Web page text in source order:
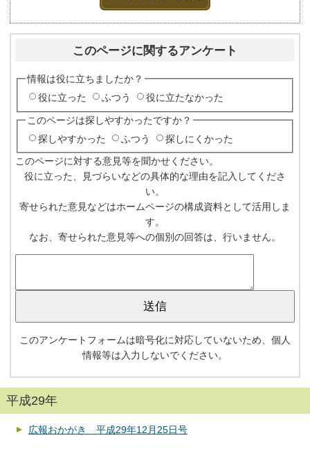
このページに関するアンケート
情報は役に立ちましたか？
役に立った
ふつう 役に立たなかった
このページは探しやすかったですか？
探しやすかった
ふつう 探しにくかった
このページに対する意見等を聞かせください。
役に立った、見づらいなどの具体的な理由を記入してくださ
い。
寄せられた意見などはホームページの構成資料として活用しま
す。
なお、寄せられた意見等への個別の回答は、行いません。
このアンケートフォームは暗号化に対応していないため、個人
情報等は入力しないでください。
平成29年
広報おかがき 平成29年12月25日号